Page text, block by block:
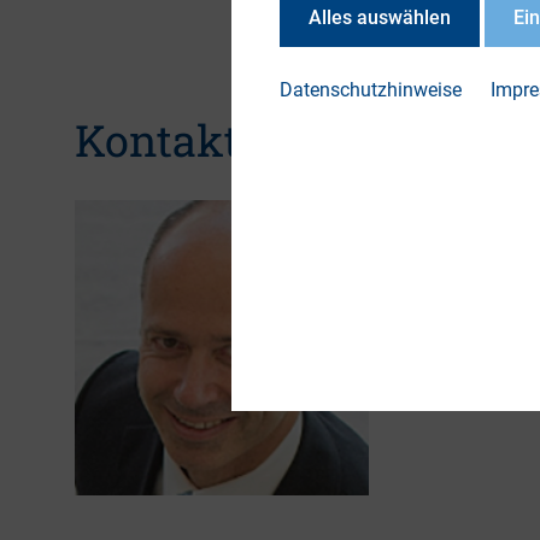
Kontakt
Alles auswählen
Datenschutzhinweise